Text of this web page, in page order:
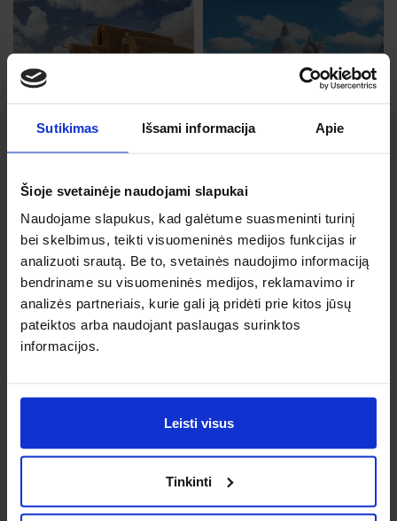
Sutikimas Išsami informacija Apie
Šioje svetainėje naudojami slapukai
Naudojame slapukus, kad galėtume suasmeninti turinį
bei skelbimus, teikti visuomeninės medijos funkcijas ir
analizuoti srautą. Be to, svetainės naudojimo informaciją
bendriname su visuomeninės medijos, reklamavimo ir
analizės partneriais, kurie gali ją pridėti prie kitos jūsų
pateiktos arba naudojant paslaugas surinktos
informacijos.
Leisti visus
Tinkinti
Antalija
Rgp, 26, Tr
Nuo 92 €
Dortmundas
Rgp, 26, Tr
Nuo 94 €
Katanija
Nuo 94 €
Rgp, 27, Kt